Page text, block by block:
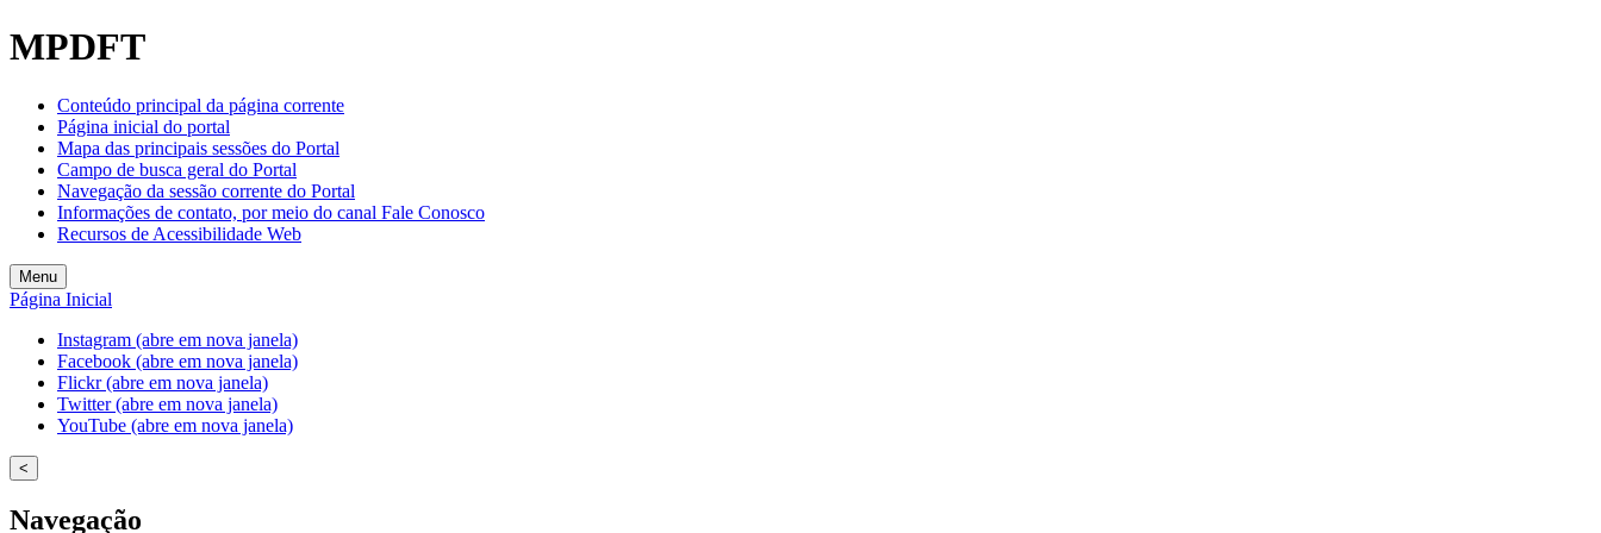
MPDFT
Conteúdo principal da página corrente
Página inicial do portal
Mapa das principais sessões do Portal
Campo de busca geral do Portal
Navegação da sessão corrente do Portal
Informações de contato, por meio do canal Fale Conosco
Recursos de Acessibilidade Web
Menu
Página Inicial
Instagram (abre em nova janela)
Facebook (abre em nova janela)
Flickr (abre em nova janela)
Twitter (abre em nova janela)
YouTube (abre em nova janela)
<
Navegação